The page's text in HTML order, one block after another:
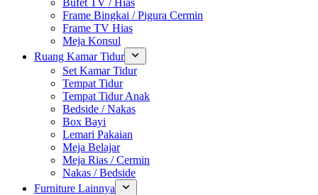
Bufet TV / Hias
Frame Bingkai / Pigura Cermin
Frame TV Hias
Meja Konsul
Ruang Kamar Tidur
Set Kamar Tidur
Tempat Tidur
Tempat Tidur Anak
Bedside / Nakas
Box Bayi
Lemari Pakaian
Meja Belajar
Meja Rias / Cermin
Nakas / Bedside
Furniture Lainnya